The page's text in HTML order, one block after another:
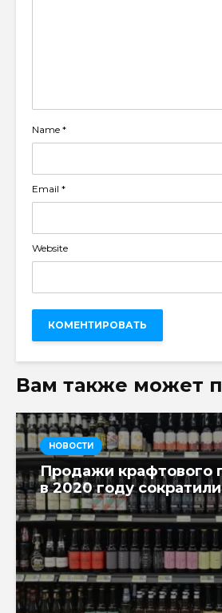
Name *
Email *
Website
Вам также может
НОВОСТИ
Продажи крафтового
в 2020 году